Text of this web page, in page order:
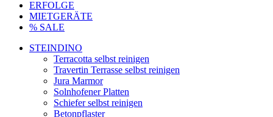
ERFOLGE
MIETGERÄTE
% SALE
STEINDINO
Terracotta selbst reinigen
Travertin Terrasse selbst reinigen
Jura Marmor
Solnhofener Platten
Schiefer selbst reinigen
Betonpflaster